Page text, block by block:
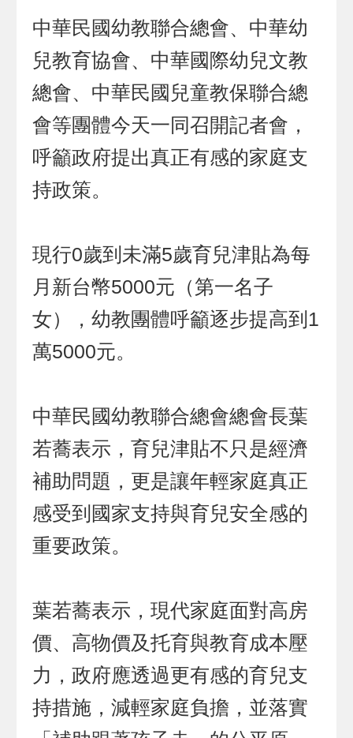
中華民國幼教聯合總會、中華幼
兒教育協會、中華國際幼兒文教
總會、中華民國兒童教保聯合總
會等團體今天一同召開記者會，
呼籲政府提出真正有感的家庭支
持政策。
現行0歲到未滿5歲育兒津貼為每
月新台幣5000元（第一名子
女），幼教團體呼籲逐步提高到1
萬5000元。
中華民國幼教聯合總會總會長葉
若蕎表示，育兒津貼不只是經濟
補助問題，更是讓年輕家庭真正
感受到國家支持與育兒安全感的
重要政策。
葉若蕎表示，現代家庭面對高房
價、高物價及托育與教育成本壓
力，政府應透過更有感的育兒支
持措施，減輕家庭負擔，並落實